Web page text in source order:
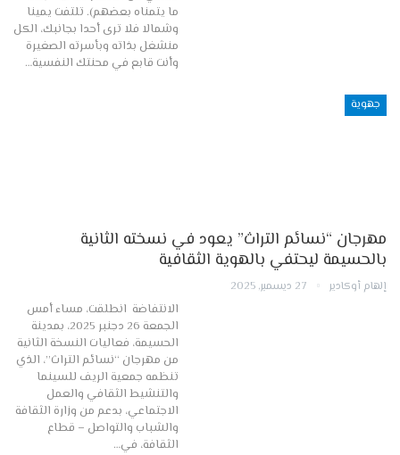
ما يتمناه بعضهم). تلتفت يمينا
وشمالا فلا ترى أحدا بجانبك، الكل
منشغل بذاته وبأسرته الصغيرة
وأنت قابع في محنتك النفسية…
جهوية
مهرجان “نسائم التراث” يعود في نسخته الثانية
بالحسيمة ليحتفي بالهوية الثقافية
إلهام أوكادير 27 ديسمبر, 2025
الانتفاضة انطلقت، مساء أمس
الجمعة 26 دجنبر 2025، بمدينة
الحسيمة، فعاليات النسخة الثانية
من مهرجان “نسائم التراث”، الذي
تنظمه جمعية الريف للسينما
والتنشيط الثقافي والعمل
الاجتماعي، بدعم من وزارة الثقافة
والشباب والتواصل – قطاع
الثقافة، في…